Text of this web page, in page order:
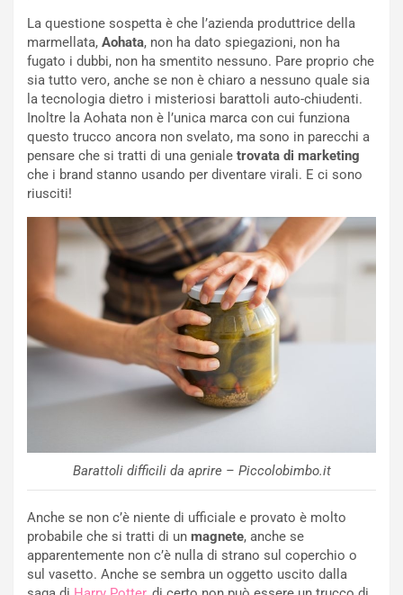
La questione sospetta è che l’azienda produttrice della
marmellata, Aohata, non ha dato spiegazioni, non ha
fugato i dubbi, non ha smentito nessuno. Pare proprio che
sia tutto vero, anche se non è chiaro a nessuno quale sia
la tecnologia dietro i misteriosi barattoli auto-chiudenti.
Inoltre la Aohata non è l’unica marca con cui funziona
questo trucco ancora non svelato, ma sono in parecchi a
pensare che si tratti di una geniale trovata di marketing
che i brand stanno usando per diventare virali. E ci sono
riusciti!
Barattoli difficili da aprire – Piccolobimbo.it
Anche se non c’è niente di ufficiale e provato è molto
probabile che si tratti di un magnete, anche se
apparentemente non c’è nulla di strano sul coperchio o
sul vasetto. Anche se sembra un oggetto uscito dalla